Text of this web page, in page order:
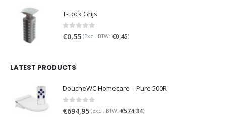
T-Lock Grijs
0 out of 5
€0,55 (Excl. BTW: €0,45)
LATEST PRODUCTS
DoucheWC Homecare – Pure 500R
0 out of 5
€694,95 (Excl. BTW: €574,34)